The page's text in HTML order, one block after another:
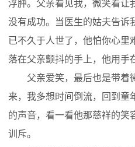
浮肿。父亲看见我，微笑着让
没有成功。当医生的姑夫告诉
已不久于人世了，他怕你心里
落在父亲颤抖的手上，他用手
父亲爱笑，最后也是带着
来，我多想时间倒流，回到童
的声音，看一看他那慈祥的笑
训斥。